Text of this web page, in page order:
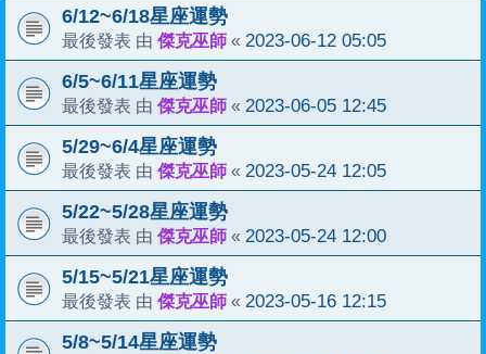
6/12~6/18星座運勢
最後發表 由 傑克巫師 « 2023-06-12 05:05
6/5~6/11星座運勢
最後發表 由 傑克巫師 « 2023-06-05 12:45
5/29~6/4星座運勢
最後發表 由 傑克巫師 « 2023-05-24 12:05
5/22~5/28星座運勢
最後發表 由 傑克巫師 « 2023-05-24 12:00
5/15~5/21星座運勢
最後發表 由 傑克巫師 « 2023-05-16 12:15
5/8~5/14星座運勢